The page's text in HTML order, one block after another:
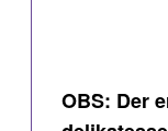
OBS: Der